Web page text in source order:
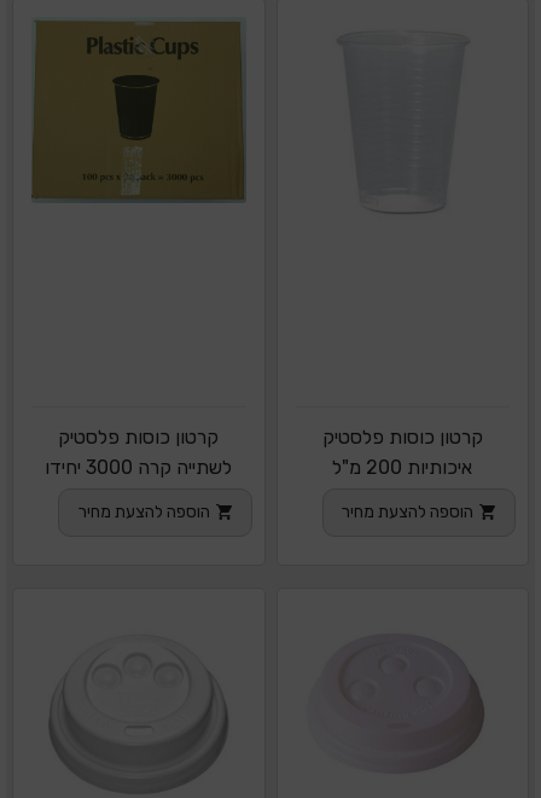
קרטון כוסות פלסטיק
איכותיות 200 מ"ל
הוספה להצעת מחיר
קרטון כוסות פלסטיק
לשתייה קרה 3000 יחידו
הוספה להצעת מחיר